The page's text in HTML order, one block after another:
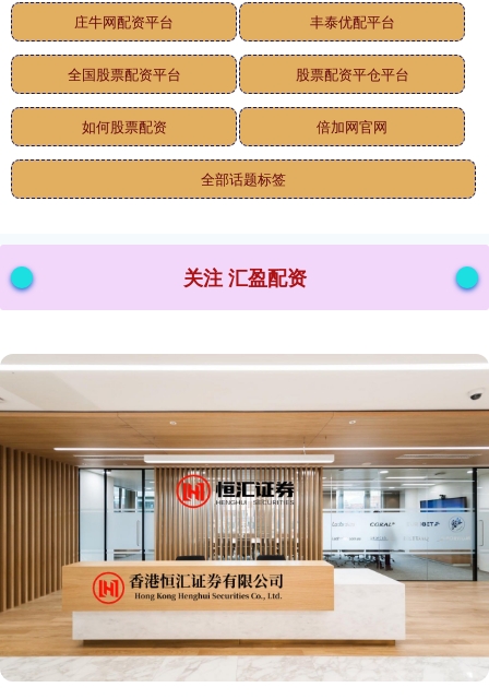
庄牛网配资平台 丰泰优配平台
全国股票配资平台 股票配资平仓平台
如何股票配资 倍加网官网
全部话题标签
关注 汇盈配资